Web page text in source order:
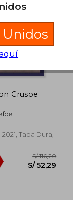
S/
Crusoe
2021, Tapa Dura,
Unidos